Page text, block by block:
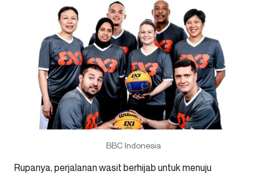
BBC Indonesia
Rupanya, perjalanan wasit berhijab untuk menuju